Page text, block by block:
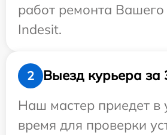
работ ремонта Вашего
Indesit.
2
Выезд курьера за
Наш мастер приедет в
время для проверки